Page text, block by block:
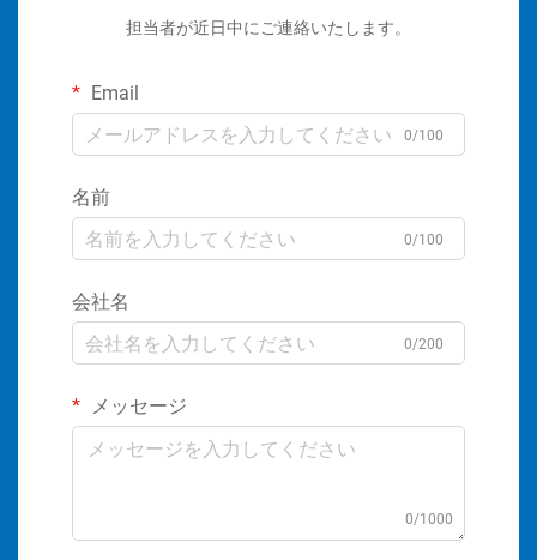
担当者が近日中にご連絡いたします。
Email
0/100
名前
0/100
会社名
0/200
メッセージ
0/1000